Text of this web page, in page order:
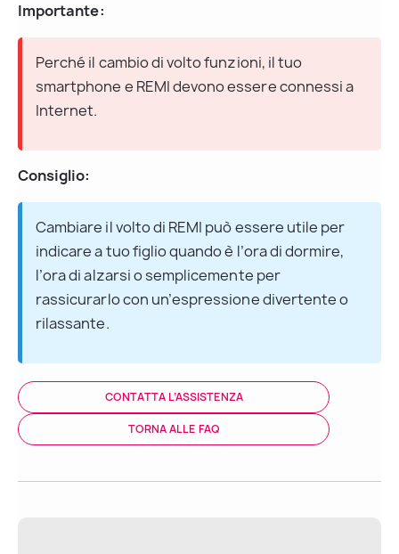
Importante:
Perché il cambio di volto funzioni, il tuo
smartphone e REMI devono essere connessi a
Internet.
Consiglio:
Cambiare il volto di REMI può essere utile per
indicare a tuo figlio quando è l’ora di dormire,
l’ora di alzarsi o semplicemente per
rassicurarlo con un’espressione divertente o
rilassante.
CONTATTA L’ASSISTENZA
TORNA ALLE FAQ